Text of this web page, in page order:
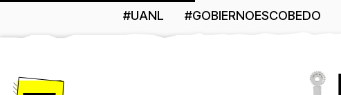
#UANL #GOBIERNOESCOBEDO